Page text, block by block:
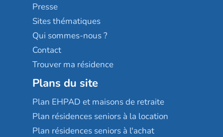
Sérénys
Résidences services Villa Médicis
Presse
Sites thématiques
Qui sommes-nous ?
Contact
Trouver ma résidence
Plans du site
Plan EHPAD et maisons de retraite
Plan résidences seniors à la location
Plan résidences seniors à l'achat